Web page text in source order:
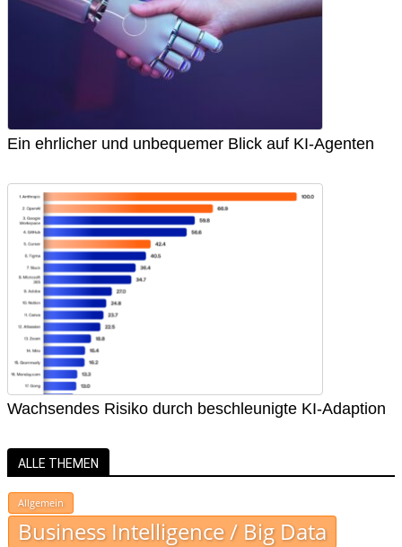
Ein ehrlicher und unbequemer Blick auf KI-Agenten
Wachsendes Risiko durch beschleunigte KI-Adaption
ALLE THEMEN
Allgemein
Business Intelligence / Big Data